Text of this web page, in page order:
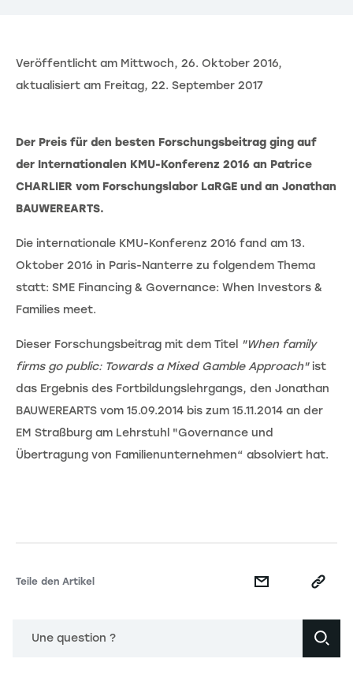
Veröffentlicht am Mittwoch, 26. Oktober 2016,
aktualisiert am Freitag, 22. September 2017
Der Preis für den besten Forschungsbeitrag ging auf
der Internationalen KMU-Konferenz 2016 an Patrice
CHARLIER vom Forschungslabor LaRGE und an Jonathan
BAUWEREARTS.
Die internationale KMU-Konferenz 2016 fand am 13.
Oktober 2016 in Paris-Nanterre zu folgendem Thema
statt: SME Financing & Governance: When Investors &
Families meet.
Dieser Forschungsbeitrag mit dem Titel "When family
firms go public: Towards a Mixed Gamble Approach"ist
das Ergebnis des Fortbildungslehrgangs, den Jonathan
BAUWEREARTS vom 15.09.2014 bis zum 15.11.2014 an der
EM Straßburg am Lehrstuhl "Governance und
Übertragung von Familienunternehmen“ absolviert hat.
Teile den Artikel
Une question ?